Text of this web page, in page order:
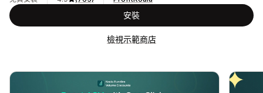
安裝
檢視示範商店